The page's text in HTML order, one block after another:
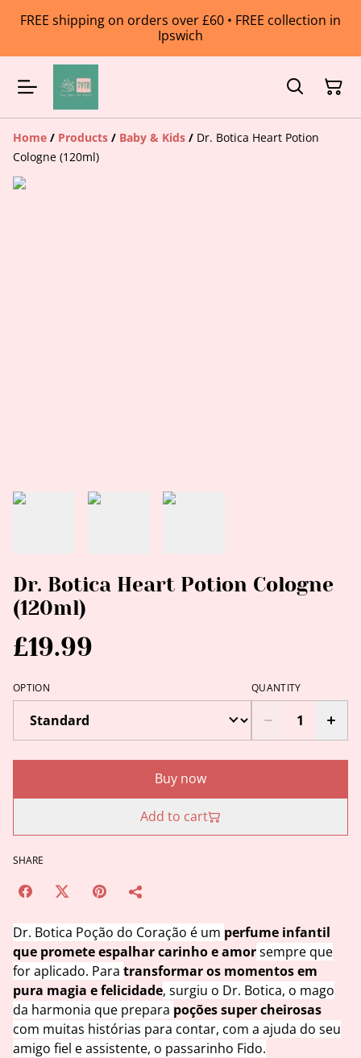
FREE shipping on orders over £60 • FREE collection in
Ipswich
Home / Products / Baby & Kids / Dr. Botica Heart Potion
Cologne (120ml)
Dr. Botica Heart Potion Cologne
(120ml)
£19.99
OPTION QUANTITY
Buy now
Add to cart
SHARE
Dr. Botica Poção do Coração é um perfume infantil
que promete espalhar carinho e amorsempre que
for aplicado. Para transformar os momentos em
pura magia e felicidade, surgiu o Dr. Botica, o mago
da harmonia que prepara poções super cheirosas
com muitas histórias para contar, com a ajuda do seu
amigo fiel e assistente, o passarinho Fido.